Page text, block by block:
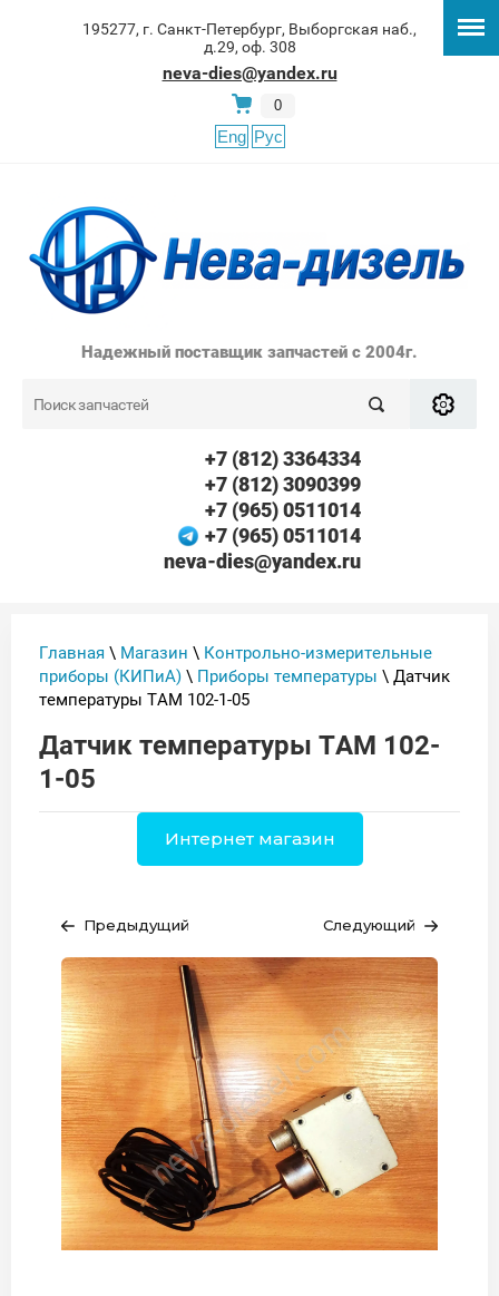
195277, г. Санкт-Петербург, Выборгская наб.,
д.29, оф. 308
neva-dies@yandex.ru
0
Eng Рус
Надежный поставщик запчастей с 2004г.
+7 (812) 3364334
+7 (812) 3090399
+7 (965) 0511014
+7 (965) 0511014
neva-dies@yandex.ru
Главная \ Магазин \ Контрольно-измерительные
приборы (КИПиА) \ Приборы температуры \ Датчик
температуры ТАМ 102-1-05
Датчик температуры ТАМ 102-
1-05
Интернет магазин
Предыдущий Следующий